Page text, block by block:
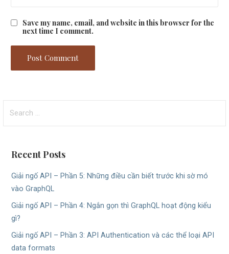
Save my name, email, and website in this browser for the
next time I comment.
for:
Recent Posts
Giải ngố API – Phần 5: Những điều cần biết trước khi sờ mó
vào GraphQL
Giải ngố API – Phần 4: Ngắn gọn thì GraphQL hoạt động kiểu
gì?
Giải ngố API – Phần 3: API Authentication và các thể loại API
data formats